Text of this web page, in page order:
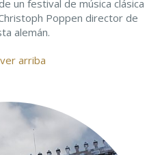
un festival de música clásica
Poppen director de
alemán.
arriba